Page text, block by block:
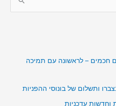
חכמים – לראשונה עם תמיכה
ותשלום של בונוסי ההפניות